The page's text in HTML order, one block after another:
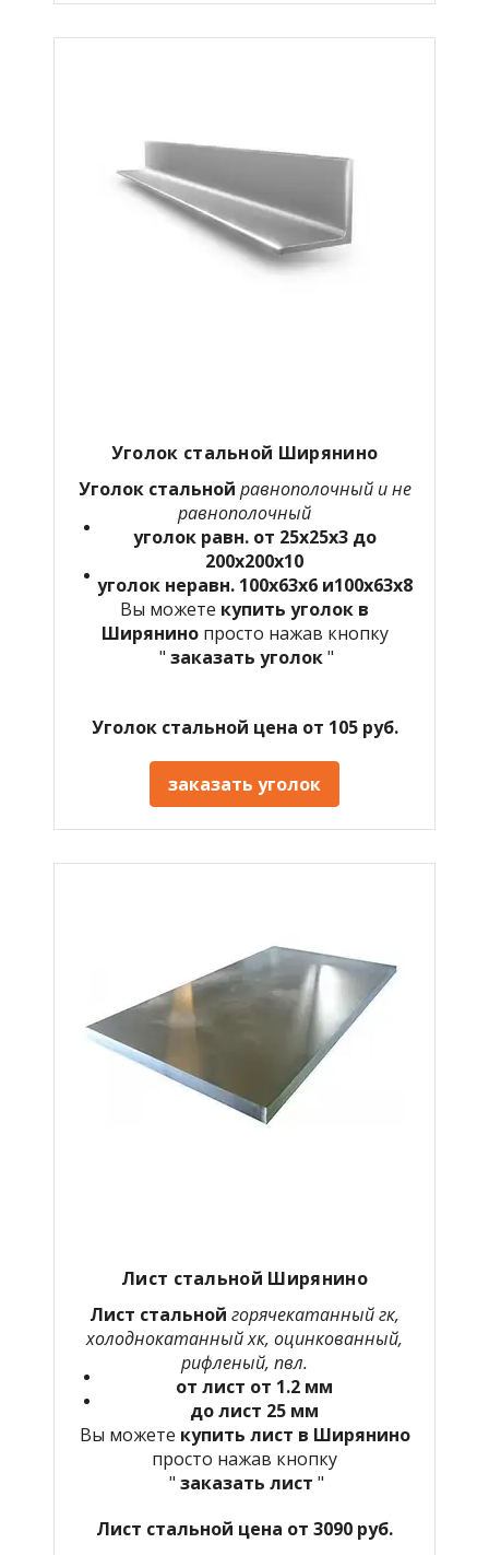
Уголок стальной Ширянино
Уголок стальной равнополочный и не
равнополочный
уголок равн. от 25х25х3 до
200х200х10
уголок неравн. 100х63х6 и100х63х8
Вы можете купить уголок в
Ширянино просто нажав кнопку
" заказать уголок"
Уголок стальной цена от 105 руб.
заказать уголок
Лист стальной Ширянино
Лист стальной горячекатанный гк,
холоднокатанный хк, оцинкованный,
рифленый, пвл.
от лист от 1.2 мм
до лист 25 мм
Вы можете купить лист в Ширянино
просто нажав кнопку
" заказать лист "
Лист стальной цена от 3090 руб.